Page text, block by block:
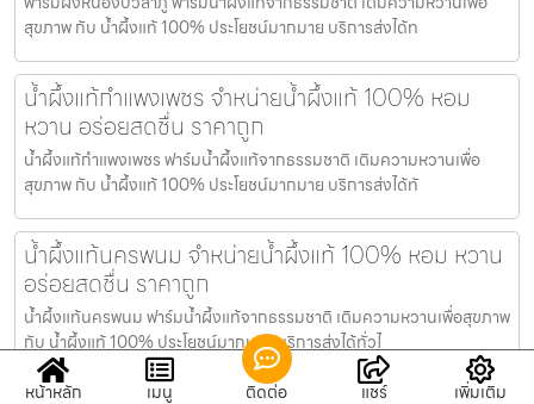
สุขภาพ กับ น้ำผึ้งแท้ 100% ประโยชน์มากมาย บริการส่งได้ท
น้ำผึ้งแท้กำแพงเพชร จำหน่ายน้ำผึ้งแท้ 100% หอม
หวาน อร่อยสดชื่น ราคาถูก
น้ำผึ้งแท้กำแพงเพชร ฟาร์มน้ำผึ้งแท้จากธรรมชาติ เติมความหวานเพื่อ
สุขภาพ กับ น้ำผึ้งแท้ 100% ประโยชน์มากมาย บริการส่งได้ทั
น้ำผึ้งแท้นครพนม จำหน่ายน้ำผึ้งแท้ 100% หอม หวาน
อร่อยสดชื่น ราคาถูก
น้ำผึ้งแท้นครพนม ฟาร์มน้ำผึ้งแท้จากธรรมชาติ เติมความหวานเพื่อสุขภาพ
กับ น้ำผึ้งแท้ 100% ประโยชน์มากมาย บริการส่งได้ทั่วไ
หน้าหลัก เมนู ติดต่อ แชร์ เพิ่มเติม